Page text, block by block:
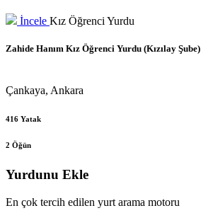
İncele Kız Öğrenci Yurdu
Zahide Hanım Kız Öğrenci Yurdu (Kızılay Şube)
Çankaya, Ankara
416 Yatak
2 Öğün
Yurdunu Ekle
En çok tercih edilen yurt arama motoru